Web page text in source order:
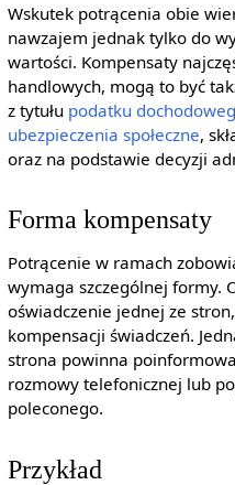
Wskutek potrącenia obie
nawzajem jednak tylko do
wartości. Kompensaty
handlowych, mogą to być
z tytułu podatku
ubezpieczenia społeczne,
oraz na podstawie decyzji
Forma kompensaty
Potrącenie w ramach
wymaga szczególnej formy.
oświadczenie jednej ze
kompensacji świadczeń.
strona powinna
rozmowy telefonicznej lub
poleconego.
Przykład